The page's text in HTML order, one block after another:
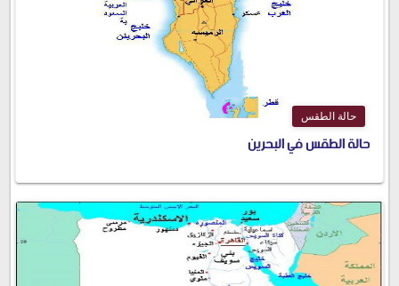
حالة الطقس
حالة الطقس في البحرين